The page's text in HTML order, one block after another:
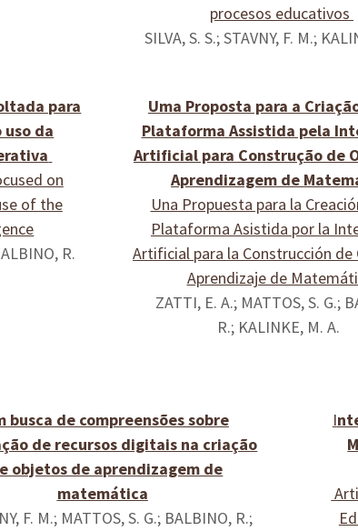
procesos educativos
SILVA, S. S.; STAVNY, F. M.;
para
da
on
of the
R.
Uma Proposta para a
Plataforma Assistida pela
Artificial para Construção de
Aprendizagem de
Una Propuesta para la
Plataforma Asistida por la
Artificial para la Construcción de
Aprendizaje de
ZATTI, E. A.; MATTOS, S. G.;
R.; KALINKE, M. A.
busca de compreensões sobre
de recursos digitais na criação
objetos de aprendizagem de
matemática
F. M.; MATTOS, S. G.; BALBINO, R.;
I